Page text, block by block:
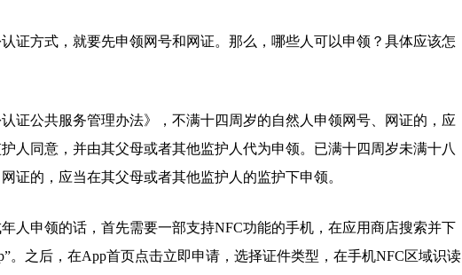
证方式，就要先申领网号和网证。那么，哪些人可以申领？具体应该怎
证公共服务管理办法》，不满十四周岁的自然人申领网号、网证的，应
人同意，并由其父母或者其他监护人代为申领。已满十四周岁未满十八
证的，应当在其父母或者其他监护人的监护下申领。
人申领的话，首先需要一部支持NFC功能的手机，在应用商店搜索并下
。之后，在App首页点击立即申请，选择证件类型，在手机NFC区域识读